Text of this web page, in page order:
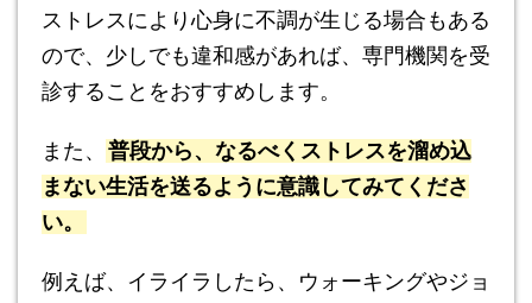
ストレスにより心身に不調が生じる場合もある
ので、少しでも違和感があれば、専門機関を受
診することをおすすめします。
また、 普段から、なるべくストレスを溜め込
まない生活を送るように意識してみてくださ
い。
例えば、イライラしたら、ウォーキングやジョ